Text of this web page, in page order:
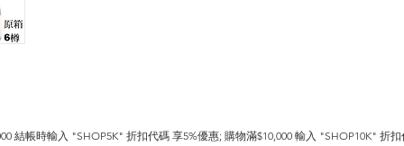
結帳時輸入 "SHOP5K" 折扣代碼 享5%優惠; 購物滿$10,000 輸入 "SHOP10K" 折扣